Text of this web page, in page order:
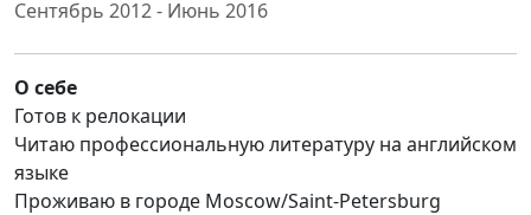
Сентябрь 2012 - Июнь 2016
О себе
Готов к релокации
Читаю профессиональную литературу на английском
языке
Проживаю в городе Moscow/Saint-Petersburg